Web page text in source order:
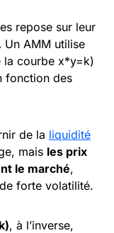
repose sur leur
Un AMM utilise
la courbe x*y=k)
fonction des
de la liquidité
mais les prix
le marché,
forte volatilité.
, à l’inverse,